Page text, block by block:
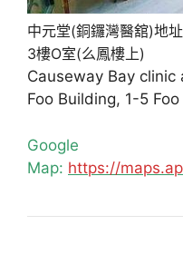
中元堂(銅鑼灣醫舘)地
3樓O室(么鳳樓上)
Causeway Bay
Foo Building, 1-5
Google
Map: https://